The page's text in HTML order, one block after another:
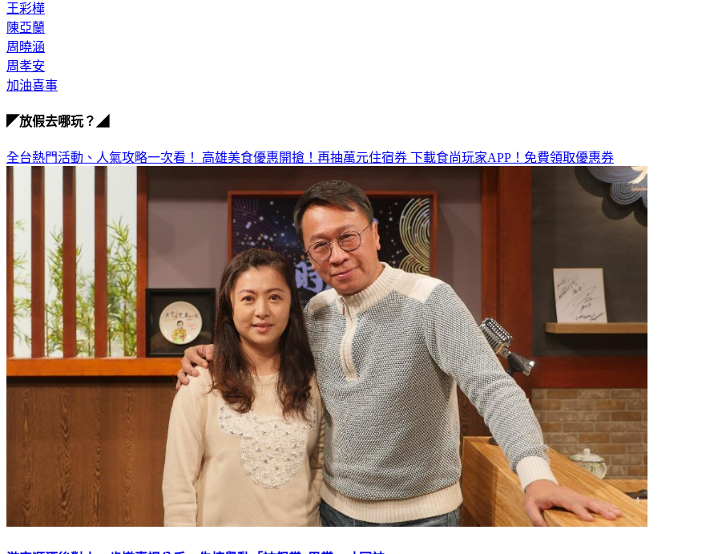
王彩樺
陳亞蘭
周曉涵
周孝安
加油喜事
◤放假去哪玩？◢
全台熱門活動、人氣攻略一次看！ 高雄美食優惠開搶！再抽萬元住宿券 下載食尚玩家APP！免費領取優惠券